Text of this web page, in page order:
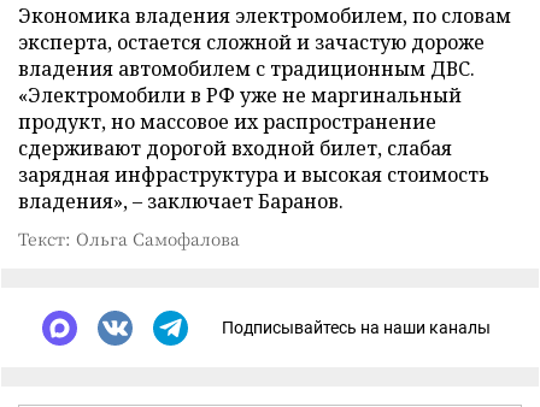
Экономика владения электромобилем, по словам
эксперта, остается сложной и зачастую дороже
владения автомобилем с традиционным ДВС.
«Электромобили в РФ уже не маргинальный
продукт, но массовое их распространение
сдерживают дорогой входной билет, слабая
зарядная инфраструктура и высокая стоимость
владения», – заключает Баранов.
Текст: Ольга Самофалова
Подписывайтесь на наши каналы